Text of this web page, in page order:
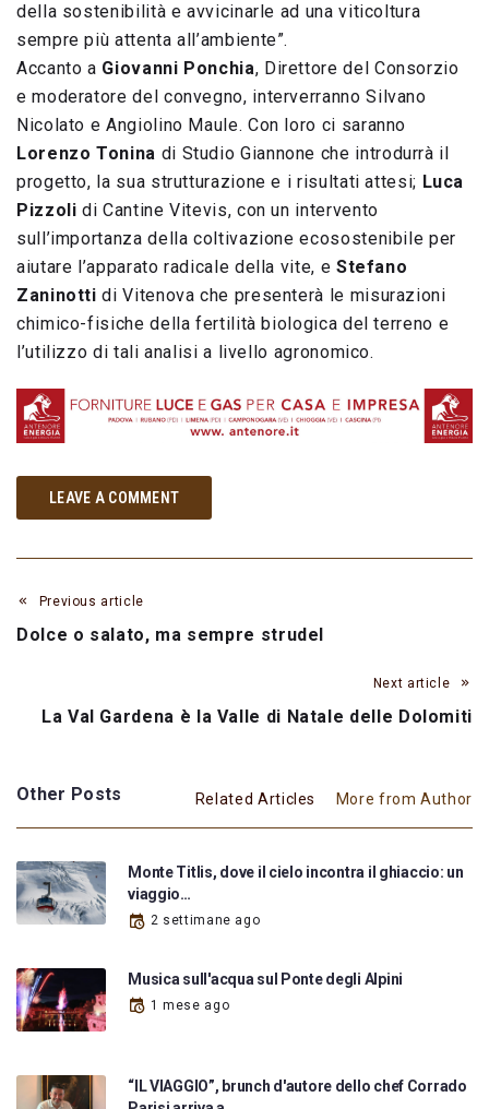
della sostenibilità e avvicinarle ad una viticoltura
sempre più attenta all’ambiente”.
Accanto a Giovanni Ponchia, Direttore del Consorzio
e moderatore del convegno, interverranno Silvano
Nicolato e Angiolino Maule. Con loro ci saranno
Lorenzo Tonina di Studio Giannone che introdurrà il
progetto, la sua strutturazione e i risultati attesi; Luca
Pizzoli di Cantine Vitevis, con un intervento
sull’importanza della coltivazione ecosostenibile per
aiutare l’apparato radicale della vite, e Stefano
Zaninotti di Vitenova che presenterà le misurazioni
chimico-fisiche della fertilità biologica del terreno e
l’utilizzo di tali analisi a livello agronomico.
LEAVE A COMMENT
Previous article
Dolce o salato, ma sempre strudel
Next article
La Val Gardena è la Valle di Natale delle Dolomiti
Other Posts Related Articles More from Author
Monte Titlis, dove il cielo incontra il ghiaccio: un
viaggio…
2 settimane ago
Musica sull'acqua sul Ponte degli Alpini
1 mese ago
“IL VIAGGIO”, brunch d'autore dello chef Corrado